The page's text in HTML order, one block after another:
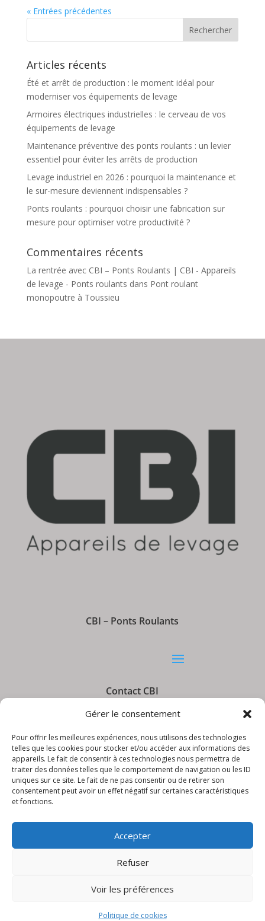
Gérer le consentement
Pour offrir les meilleures expériences, nous utilisons des technologies
telles que les cookies pour stocker et/ou accéder aux informations des
appareils. Le fait de consentir à ces technologies nous permettra de
traiter des données telles que le comportement de navigation ou les ID
uniques sur ce site. Le fait de ne pas consentir ou de retirer son
consentement peut avoir un effet négatif sur certaines caractéristiques
et fonctions.
Accepter
Refuser
Voir les préférences
Politique de cookies
« Entrées précédentes
Articles récents
Été et arrêt de production : le moment idéal pour
moderniser vos équipements de levage
Armoires électriques industrielles : le cerveau de vos
équipements de levage
Maintenance préventive des ponts roulants : un levier
essentiel pour éviter les arrêts de production
Levage industriel en 2026 : pourquoi la maintenance et
le sur-mesure deviennent indispensables ?
Ponts roulants : pourquoi choisir une fabrication sur
mesure pour optimiser votre productivité ?
Commentaires récents
La rentrée avec CBI – Ponts Roulants | CBI - Appareils
de levage - Ponts roulants dans Pont roulant
monopoutre à Toussieu
CBI – Ponts Roulants
Contact CBI
Informations CBI
© CBI – Appareils de levage | site réalisé